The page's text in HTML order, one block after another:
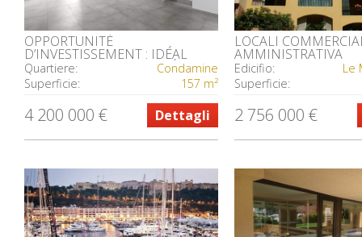
OPPORTUNITÉ
D’INVESTISSEMENT : IDÉAL
POUR DIVERSES ACTIVITÉS
Quartiere:
Condamine
Superficie:
157 m²
4 200 000 € Dettagli
LOCALI
AMMINISTRATIVA
Edicifio:
Le
Superficie:
2 756 000 €